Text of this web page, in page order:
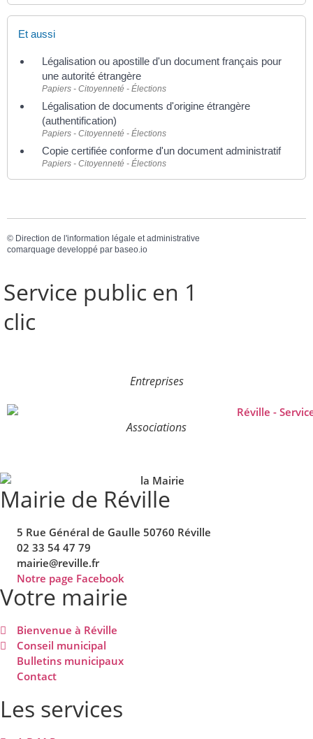
Et aussi
Légalisation ou apostille d'un document français pour
une autorité étrangère
Papiers - Citoyenneté - Élections
Légalisation de documents d'origine étrangère
(authentification)
Papiers - Citoyenneté - Élections
Copie certifiée conforme d'un document administratif
Papiers - Citoyenneté - Élections
© Direction de l'information légale et administrative
comarquage developpé par baseo.io
Service public en 1
clic
Entreprises
Associations
Mairie de Réville
5 Rue Général de Gaulle 50760 Réville
02 33 54 47 79
mairie@reville.fr
Notre page Facebook
Votre mairie
Bienvenue à Réville
Conseil municipal
Bulletins municipaux
Contact
Les services